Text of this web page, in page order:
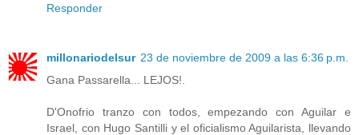
Responder
millonariodelsur 23 de noviembre de 2009 a las 6:36 p.m.
Gana Passarella... LEJOS!.
D'Onofrio tranzo con todos, empezando con Aguilar e
Israel, con Hugo Santilli y el oficialismo Aguilarista, llevando